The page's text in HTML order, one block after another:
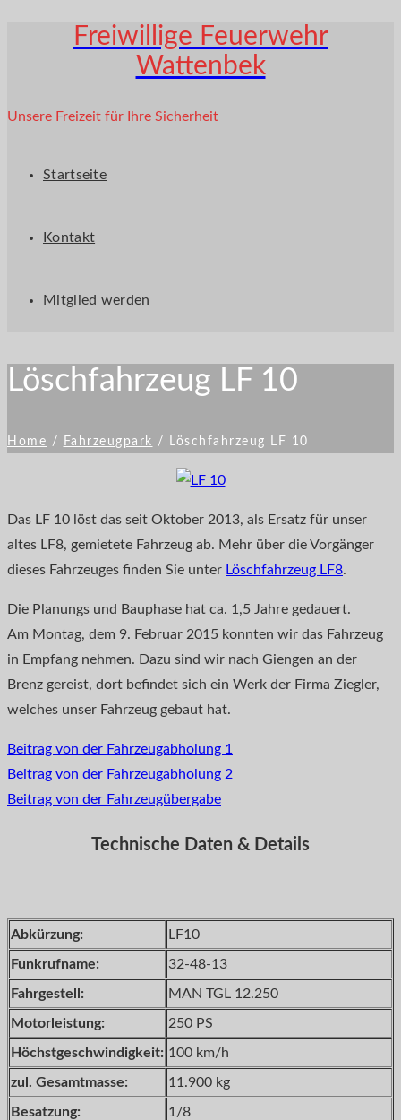
Freiwillige Feuerwehr
Wattenbek
Unsere Freizeit für Ihre Sicherheit
Startseite
Kontakt
Mitglied werden
Löschfahrzeug LF 10
Home / Fahrzeugpark / Löschfahrzeug LF 10
Das LF 10 löst das seit Oktober 2013, als Ersatz für unser
altes LF8, gemietete Fahrzeug ab. Mehr über die Vorgänger
dieses Fahrzeuges finden Sie unter Löschfahrzeug LF8.
Die Planungs und Bauphase hat ca. 1,5 Jahre gedauert.
Am Montag, dem 9. Februar 2015 konnten wir das Fahrzeug
in Empfang nehmen. Dazu sind wir nach Giengen an der
Brenz gereist, dort befindet sich ein Werk der Firma Ziegler,
welches unser Fahrzeug gebaut hat.
Beitrag von der Fahrzeugabholung 1
Beitrag von der Fahrzeugabholung 2
Beitrag von der Fahrzeugübergabe
Technische Daten & Details
Abkürzung: LF10
Funkrufname: 32-48-13
Fahrgestell: MAN TGL 12.250
Motorleistung: 250 PS
Höchstgeschwindigkeit: 100 km/h
zul. Gesamtmasse: 11.900 kg
Besatzung: 1/8